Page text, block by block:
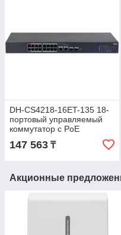
DH-CS4218-16ET-135 18-
портовый управляемый
коммутатор с PoE
147 563 ₸
Акционные